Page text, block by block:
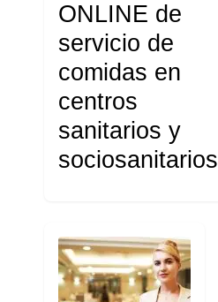
ONLINE de
servicio de
comidas en
centros
sanitarios y
sociosanitarios